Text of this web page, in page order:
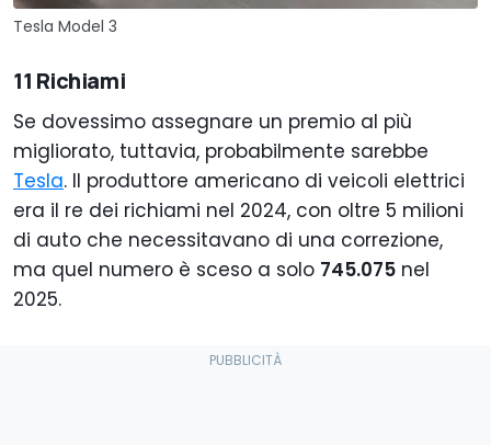
Tesla Model 3
11 Richiami
Se dovessimo assegnare un premio al più
migliorato, tuttavia, probabilmente sarebbe
Tesla. Il produttore americano di veicoli elettrici
era il re dei richiami nel 2024, con oltre 5 milioni
di auto che necessitavano di una correzione,
ma quel numero è sceso a solo 745.075 nel
2025.